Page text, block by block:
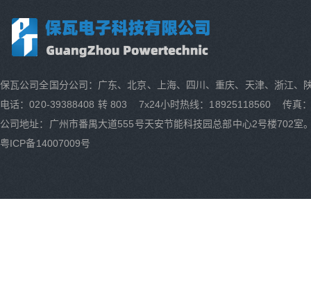
保瓦公司全国分公司：广东、北京、上海、四川、重庆、天津、浙江
电话：020-39388408 转 803 7x24小时热线：18925118560 传真
公司地址：广州市番禺大道555号天安节能科技园总部中心2号楼702室
粤ICP备14007009号